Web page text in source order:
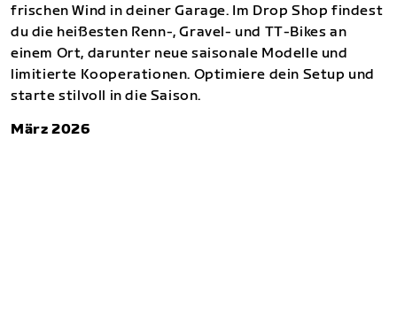
frischen Wind in deiner Garage. Im Drop Shop findest
du die heißesten Renn-, Gravel- und TT-Bikes an
einem Ort, darunter neue saisonale Modelle und
limitierte Kooperationen. Optimiere dein Setup und
starte stilvoll in die Saison.
März 2026